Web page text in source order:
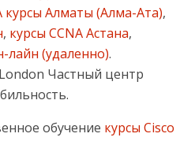
курсы Алматы (Алма-Ата),
, курсы CCNA Астана,
лайн (удаленно).
Частный центр
обучение курсы Cisco